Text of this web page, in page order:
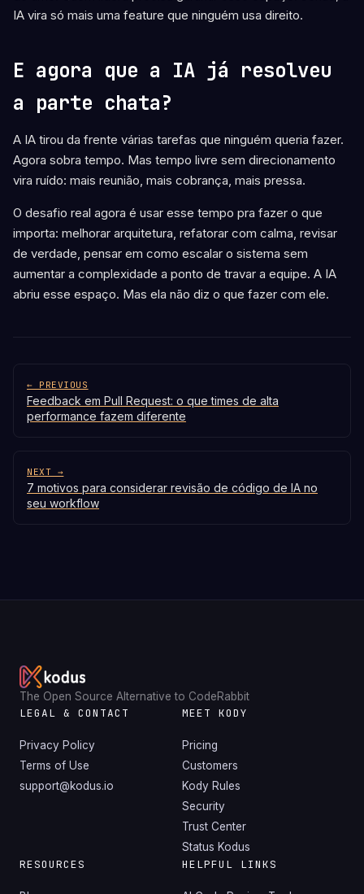
IA vira só mais uma feature que ninguém usa direito.
E agora que a IA já resolveu
a parte chata?
A IA tirou da frente várias tarefas que ninguém queria fazer.
Agora sobra tempo. Mas tempo livre sem direcionamento
vira ruído: mais reunião, mais cobrança, mais pressa.
O desafio real agora é usar esse tempo pra fazer o que
importa: melhorar arquitetura, refatorar com calma, revisar
de verdade, pensar em como escalar o sistema sem
aumentar a complexidade a ponto de travar a equipe. A IA
abriu esse espaço. Mas ela não diz o que fazer com ele.
← PREVIOUS
Feedback em Pull Request: o que times de alta
performance fazem diferente
NEXT →
7 motivos para considerar revisão de código de IA no
seu workflow
The Open Source Alternative to CodeRabbit
LEGAL & CONTACT
Privacy Policy
Terms of Use
support@kodus.io
MEET KODY
Pricing
Customers
Kody Rules
Security
Trust Center
Status Kodus
RESOURCES HELPFUL LINKS